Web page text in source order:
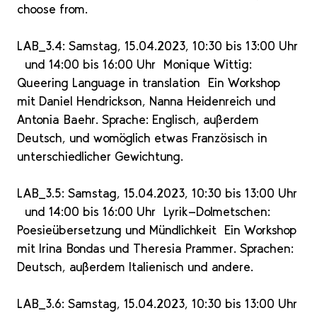
choose from.
LAB_3.4: Samstag, 15.04.2023, 10:30 bis 13:00 Uhr
und 14:00 bis 16:00 Uhr Monique Wittig:
Queering Language in translation Ein Workshop
mit Daniel Hendrickson, Nanna Heidenreich und
Antonia Baehr. Sprache: Englisch, außerdem
Deutsch, und womöglich etwas Französisch in
unterschiedlicher Gewichtung.
LAB_3.5: Samstag, 15.04.2023, 10:30 bis 13:00 Uhr
und 14:00 bis 16:00 Uhr Lyrik-Dolmetschen:
Poesieübersetzung und Mündlichkeit Ein Workshop
mit Irina Bondas und Theresia Prammer. Sprachen:
Deutsch, außerdem Italienisch und andere.
LAB_3.6: Samstag, 15.04.2023, 10:30 bis 13:00 Uhr